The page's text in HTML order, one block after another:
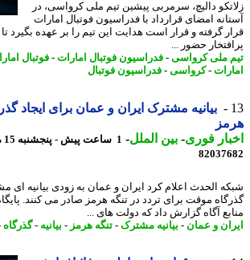
دالیچ، سرمربی پیشین تیم ملی کرواسی، در
امضای قرارداد با فدراسیون فوتبال امارات
گرفته و قرار است هدایت این تیم را بر عهده بگیرد تا
حضور ...
ملی کرواسی -فدراسیون فوتبال امارات- فوتبال امارات-
- کرواسی -فدراسیون فوتبال
بیانیه مشترک ایران و عمان برای ایجاد
فوری- بین الملل-1 ساعت پیش - پنجشنبه 15 مرداد 1405، 20:06
الحدث اعلام کرد ایران و عمان به زودی بیانیه ای مشترک
موقت برای تردد در تنگه هرمز صادر می کنند. پایگاه
آگاه گزارش داد که دولت های ...
و عمان-بیانیه مشترک- تنگه هرمز- بیانیه-گذرگاه-